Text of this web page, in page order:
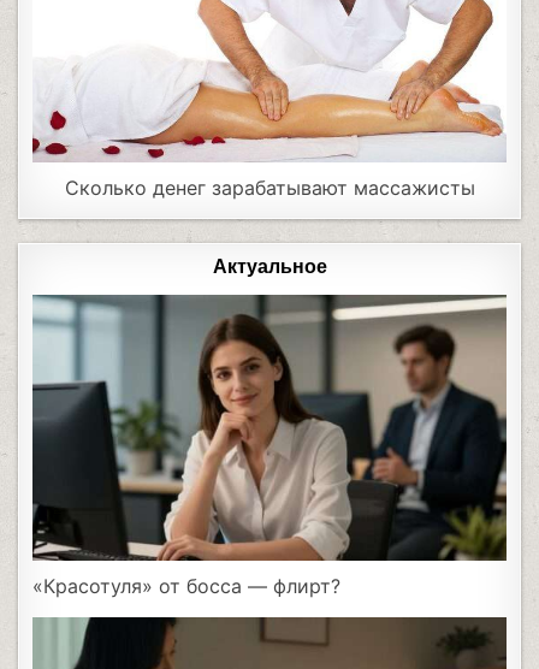
Сколько денег зарабатывают массажисты
Актуальное
«Красотуля» от босса — флирт?